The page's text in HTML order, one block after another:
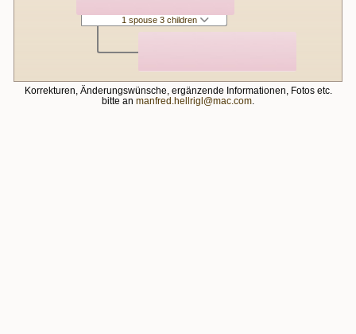
1 spouse 3 children
Korrekturen, Änderungswünsche, ergänzende Informationen, Fotos etc.
bitte an manfred.hellrigl@mac.com